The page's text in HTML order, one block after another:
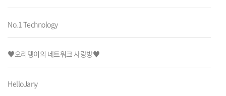
No.1 Technology
♥오리뎅이의 네트워크 사랑방♥
HelloJany